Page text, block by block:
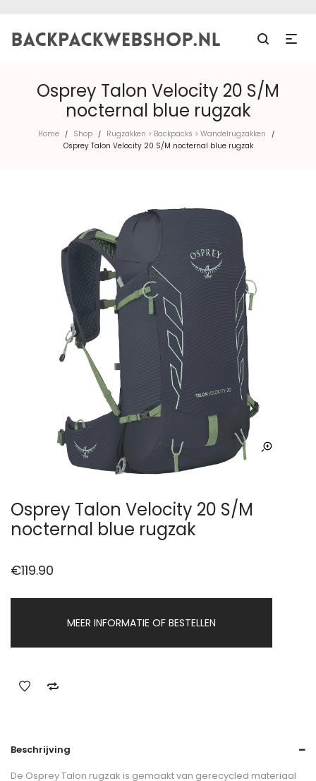
Osprey Talon Velocity 20 S/M
nocternal blue rugzak
Home / Shop / Rugzakken > Backpacks > Wandelrugzakken /
Osprey Talon Velocity 20 S/M nocternal blue rugzak
Osprey Talon Velocity 20 S/M
nocternal blue rugzak
€119.90
MEER INFORMATIE OF BESTELLEN
Beschrijving
De Osprey Talon rugzak is gemaakt van gerecycled materiaal